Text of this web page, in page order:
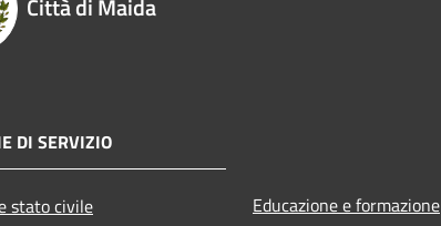
DI SERVIZIO
stato civile Educazione e formazione